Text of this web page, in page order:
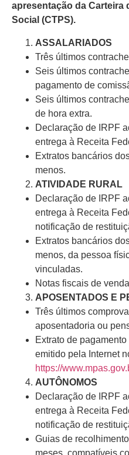
apresentação da Carteira
Social (CTPS).
ASSALARIADOS
Três últimos
Seis últimos
pagamento de
Seis últimos
de hora extra.
Declaração de IRPF
entrega à Receita
Extratos bancários
menos.
ATIVIDADE RURAL
Declaração de IRPF
entrega à Receita
notificação de
Extratos bancários
menos, da pessoa
vinculadas.
Notas fiscais de
APOSENTADOS E
Três últimos
aposentadoria ou
Extrato de
emitido pela Internet
https://
AUTÔNOMOS
Declaração de IRPF
entrega à Receita
notificação de
Guias de
meses, compatíveis